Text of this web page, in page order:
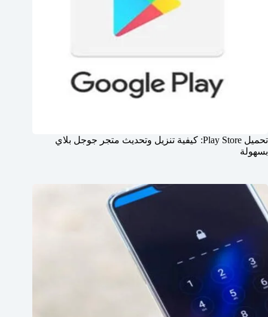
تحميل Play Store: كيفية تنزيل وتحديث متجر جوجل بلاي
بسهولة